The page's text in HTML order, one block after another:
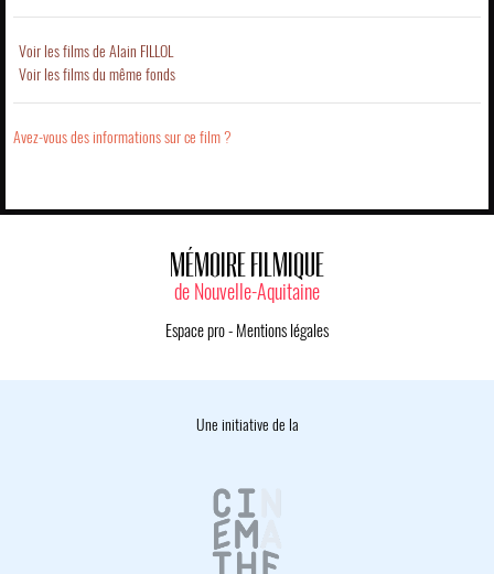
Voir les films de Alain FILLOL
Voir les films du même fonds
Avez-vous des informations sur ce film ?
MÉMOIRE FILMIQUE
de Nouvelle-Aquitaine
Espace pro- Mentions légales
Une initiative de la